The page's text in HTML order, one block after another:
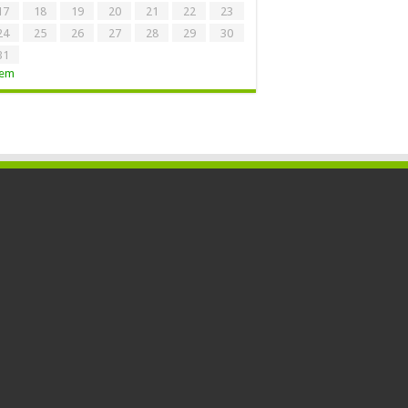
18 19 20 21 22
23
25 26 27 28 29
30